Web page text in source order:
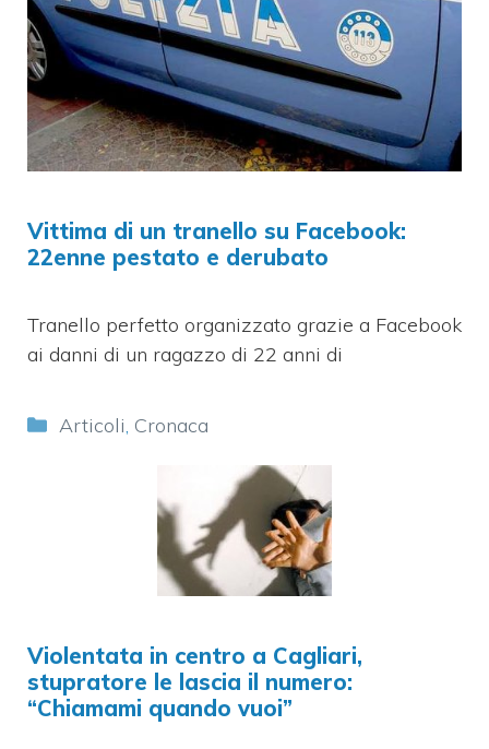
Vittima di un tranello su Facebook:
22enne pestato e derubato
Tranello perfetto organizzato grazie a Facebook
ai danni di un ragazzo di 22 anni di
Categorie
Articoli, Cronaca
Violentata in centro a Cagliari,
stupratore le lascia il numero:
“Chiamami quando vuoi”